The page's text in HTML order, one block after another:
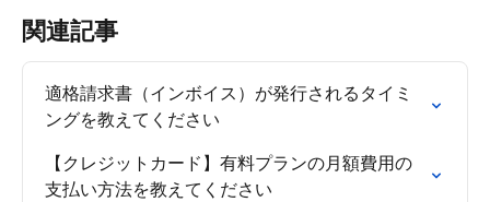
関連記事
適格請求書（インボイス）が発行されるタイミ
ングを教えてください
【クレジットカード】有料プランの月額費用の
支払い方法を教えてください